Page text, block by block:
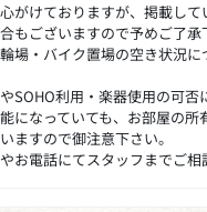
がけておりますが、掲載して
もございますので予めご了承
場・バイク置場の空き状況に
SOHO利用・楽器使用の可否
になっていても、お部屋の所
ますので御注意下さい。
お電話にてスタッフまでご相